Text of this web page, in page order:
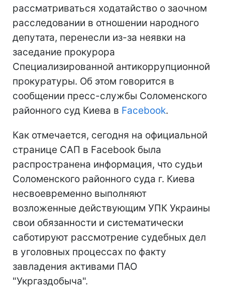
рассматриваться ходатайство о заочном
расследовании в отношении народного
депутата, перенесли из-за неявки на
заседание прокурора
Специализированной антикоррупционной
прокуратуры. Об этом говорится в
сообщении пресс-службы Соломенского
районного суд Киева в Facebook.
Как отмечается, сегодня на официальной
странице САП в Facebook была
распространена информация, что судьи
Соломенского районного суда г. Киева
несвоевременно выполняют
возложенные действующим УПК Украины
свои обязанности и систематически
саботируют рассмотрение судебных дел
в уголовных процессах по факту
завладения активами ПАО
"Укргаздобыча".